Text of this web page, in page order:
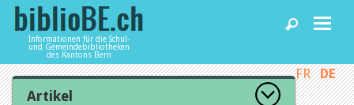
Informationen für die Schul-
und Gemeindebibliotheken
des Kantons Bern
Home
FR DE
Artikel